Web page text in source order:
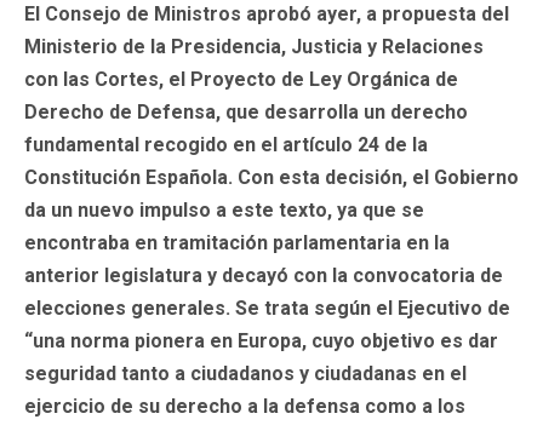
El Consejo de Ministros aprobó ayer, a propuesta del
Ministerio de la Presidencia, Justicia y Relaciones
con las Cortes, el Proyecto de Ley Orgánica de
Derecho de Defensa, que desarrolla un derecho
fundamental recogido en el artículo 24 de la
Constitución Española. Con esta decisión, el Gobierno
da un nuevo impulso a este texto, ya que se
encontraba en tramitación parlamentaria en la
anterior legislatura y decayó con la convocatoria de
elecciones generales. Se trata según el Ejecutivo de
“una norma pionera en Europa, cuyo objetivo es dar
seguridad tanto a ciudadanos y ciudadanas en el
ejercicio de su derecho a la defensa como a los